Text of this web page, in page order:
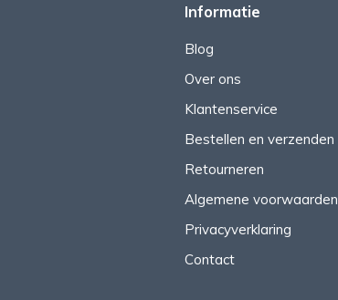
Informatie
Blog
Over ons
Klantenservice
Bestellen en verzenden
Retourneren
Algemene voorwaarden
Privacyverklaring
Contact